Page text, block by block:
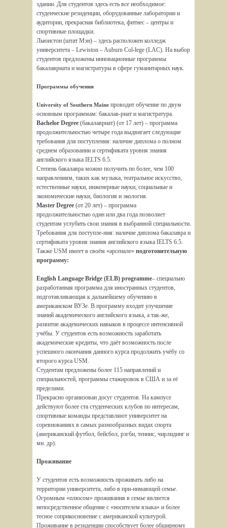
здании. Для студентов здесь есть все необходимое:
студенческие резиденции, оборудованные лаборатории и
аудитории, прекрасная библиотека, фитнес – центры и
спортивные площадки.
Льюистон (штат Мэн) – здесь расположен колледж
университета – Lewiston – Auburn Col-lege (LAC). На выбор
студентов предложены инновационные программы
бакалавриата и магистратуры в сфере гуманитарных наук.
Программы обучения
University of Southern Maine проводит обучение по двум
основным программам: бакалав-риат и магистратура.
Bachelor Degree (бакалавриат) (от 17 лет) – программа
продолжительностью четыре года выдвигает следующие
требования для поступления: наличие диплома о полном
среднем образовании и сертификата уровня знания
английского языка IELTS 6.5.
Степень бакалавра можно получить по более, чем 100
направлениям, таких как музыка, театральное искусство,
естественные науки, инженерные науки, социальные и
экономические науки, биология и экология.
Master Degree (от 20 лет) – программа
продолжительностью один или два года позволяет
студентам углубить свои знания в выбранной специальности.
Требования для поступле-ния: наличие диплома бакалавра и
сертификата уровня знания английского языка IELTS 6.5.
Также USM имеет в своём «арсенале» подготовительную
программу:
English Language Bridge (ELB) programme– специально
разработанная программа для иностранных студентов,
подготавливающая к дальнейшему обучению в
американском ВУЗе. В программу входит улучшение
знаний академического английского языка, а так-же,
развитие академических навыков в процессе интенсивной
учёбы. У студентов есть возможность заработать
академические кредиты, что даёт возможность после
успешного окончания данного курса продолжить учёбу со
второго курса USM.
Студентам предложены более 115 направлений и
специальностей, программы стажировок в США и за её
пределами.
Прекрасно организован досуг студентов. На кампусе
действуют более ста студенческих клубов по интересам,
спортивные команды представляют университет на
соревнованиях в самых разнообразных видах спорта
(американский футбол, бейсбол, рэгби, теннис, чирлидинг и
мн. др).
Проживание
У студентов есть возможность проживать либо на
территории университета, либо в при-нимающей семье.
Огромным «плюсом» проживания в семье является
непосредственное общение с «носителем языка» и более
тесное соприкосновение с американской культурой.
Проживание в резиденции способствует более обширному